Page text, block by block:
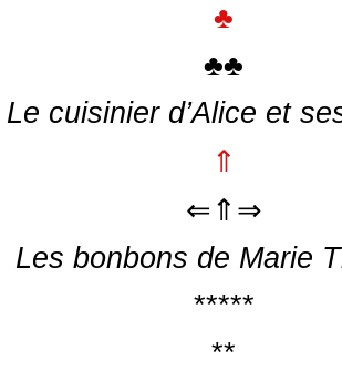
♣
♣♣
Le cuisinier d’Alice et
⇑
⇐⇑⇒
Les bonbons de Marie
*****
**